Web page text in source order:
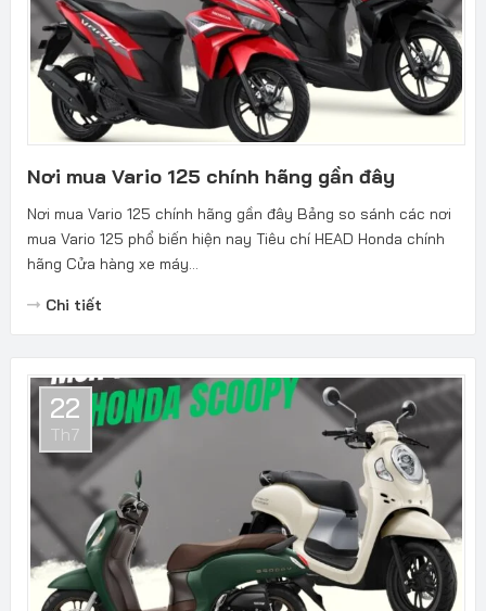
Nơi mua Vario 125 chính hãng gần đây
Nơi mua Vario 125 chính hãng gần đây Bảng so sánh các nơi
mua Vario 125 phổ biến hiện nay Tiêu chí HEAD Honda chính
hãng Cửa hàng xe máy...
Chi tiết
22
Th7